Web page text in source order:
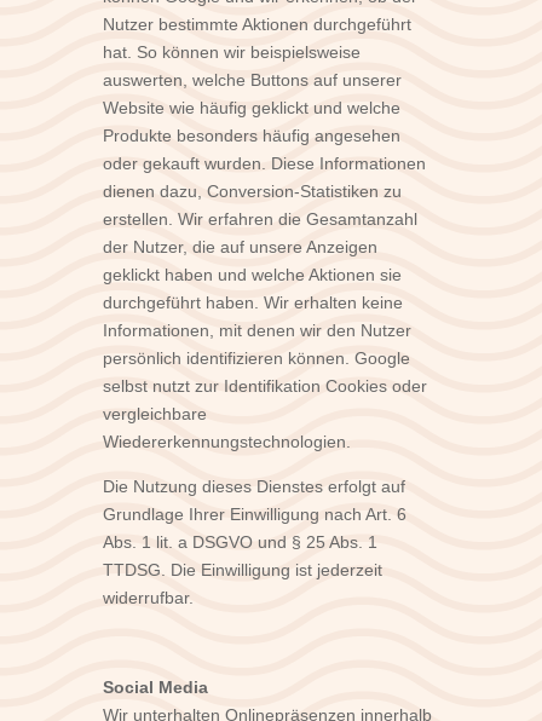
Nutzer bestimmte Aktionen durchgeführt
hat. So können wir beispielsweise
auswerten, welche Buttons auf unserer
Website wie häufig geklickt und welche
Produkte besonders häufig angesehen
oder gekauft wurden. Diese Informationen
dienen dazu, Conversion-Statistiken zu
erstellen. Wir erfahren die Gesamtanzahl
der Nutzer, die auf unsere Anzeigen
geklickt haben und welche Aktionen sie
durchgeführt haben. Wir erhalten keine
Informationen, mit denen wir den Nutzer
persönlich identifizieren können. Google
selbst nutzt zur Identifikation Cookies oder
vergleichbare
Wiedererkennungstechnologien.
Die Nutzung dieses Dienstes erfolgt auf
Grundlage Ihrer Einwilligung nach Art. 6
Abs. 1 lit. a DSGVO und § 25 Abs. 1
TTDSG. Die Einwilligung ist jederzeit
widerrufbar.
Social Media
Wir unterhalten Onlinepräsenzen innerhalb